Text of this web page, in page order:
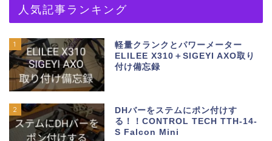
人気記事ランキング
1
軽量クランクとパワーメーター
ELILEE X310＋SIGEYI AXO取り
付け備忘録
2
DHバーをステムにポン付けす
る！！CONTROL TECH TTH-14-
S Falcon Mini